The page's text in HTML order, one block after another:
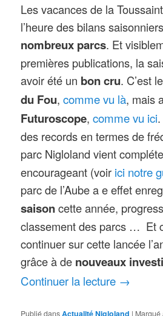
Les vacances de la
l’heure des bilans
nombreux parcs. Et
premières publications, la
avoir été un bon cru. C’est
du Fou,comme vu là, mais
Futuroscope,comme vu ici
des records en termes de
parc Nigloland vient
encourageant (voir ici notre
parc de l’Aube a e effet
saisoncette année,
classement des parcs … Et
continuer sur cette lancée
grâce à de nouveaux
Continuer la lecture →
Publié dansActualité Nigloland | Marqué